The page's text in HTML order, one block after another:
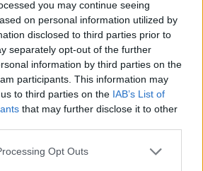
you may continue seeing
on personal information utilized by
disclosed to third parties prior to
separately opt-out of the further
information by third parties on the
participants. This information may
to third parties on the IAB’s List of
that may further disclose it to other
app uses one or more Google
Opt Outs